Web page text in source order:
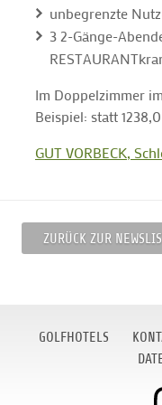
unbegrenzte
3 2-Gänge-
Im Doppelzimmer
Beispiel: statt
GUT VORBECK,
ZURÜCK ZUR
GOLFHOTELS